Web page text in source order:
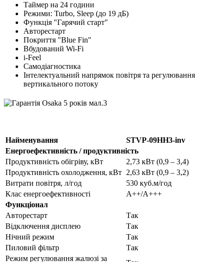
Таймер на 24 години
Режими: Turbo, Sleep (до 19 дБ)
Функція "Гарячий старт"
Авторестарт
Покриття "Blue Fin"
Вбудований Wi-Fi
i-Feel
Самодіагностика
Інтелектуальний напрямок повітря та регулювання
вертикального потоку
Найменування
STVP-09HH3-inv
Енергоефективність / продуктивність
Продуктивність обігріву, кВт
2,73 кВт (0,9 – 3,4)
Продуктивність охолодження, кВт 2,63 кВт (0,9 – 3,2)
Витрати повітря, л/год
530 куб.м/год
Клас енергоефективності
А++/А+++
Функціонал
Авторестарт
Так
Відключення дисплею
Так
Нічний режим
Так
Пиловий фільтр
Так
Режим регулювання жалюзі за